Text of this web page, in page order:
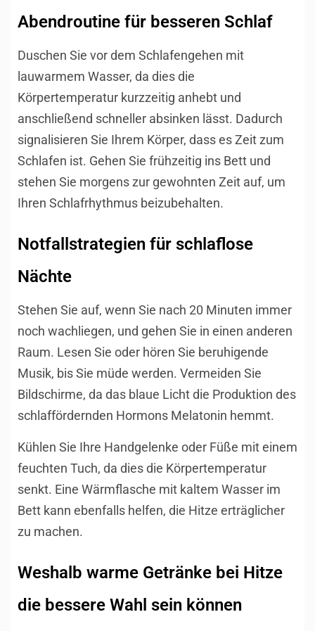
Abendroutine für besseren Schlaf
Duschen Sie vor dem Schlafengehen mit
lauwarmem Wasser, da dies die
Körpertemperatur kurzzeitig anhebt und
anschließend schneller absinken lässt. Dadurch
signalisieren Sie Ihrem Körper, dass es Zeit zum
Schlafen ist. Gehen Sie frühzeitig ins Bett und
stehen Sie morgens zur gewohnten Zeit auf, um
Ihren Schlafrhythmus beizubehalten.
Notfallstrategien für schlaflose
Nächte
Stehen Sie auf, wenn Sie nach 20 Minuten immer
noch wachliegen, und gehen Sie in einen anderen
Raum. Lesen Sie oder hören Sie beruhigende
Musik, bis Sie müde werden. Vermeiden Sie
Bildschirme, da das blaue Licht die Produktion des
schlaffördernden Hormons Melatonin hemmt.
Kühlen Sie Ihre Handgelenke oder Füße mit einem
feuchten Tuch, da dies die Körpertemperatur
senkt. Eine Wärmflasche mit kaltem Wasser im
Bett kann ebenfalls helfen, die Hitze erträglicher
zu machen.
Weshalb warme Getränke bei Hitze
die bessere Wahl sein können